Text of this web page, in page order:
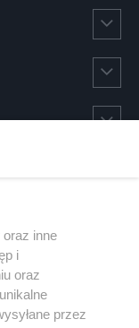
inne
i
oraz
przez